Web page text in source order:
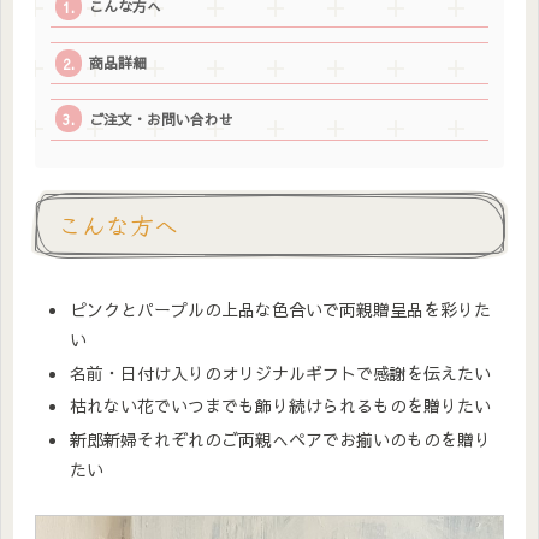
こんな方へ
商品詳細
ご注文・お問い合わせ
こんな方へ
ピンクとパープルの上品な色合いで両親贈呈品を彩りた
い
名前・日付け入りのオリジナルギフトで感謝を伝えたい
枯れない花でいつまでも飾り続けられるものを贈りたい
新郎新婦それぞれのご両親へペアでお揃いのものを贈り
たい